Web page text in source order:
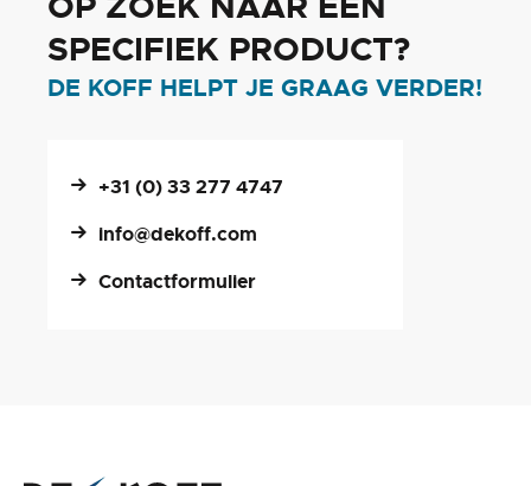
SPECIFIEK PRODUCT?
DE KOFF HELPT JE GRAAG VERDER!
+31 (0) 33 277 4747
info@dekoff.com
Contactformulier